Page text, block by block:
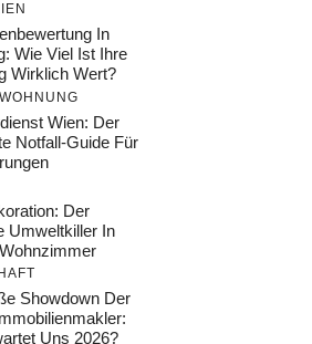
In
Wie Viel Ist Ihre
Wirklich Wert?
Wien: Der
Notfall-Guide Für
Der
Umweltkiller In
Showdown Der
Uns 2026?